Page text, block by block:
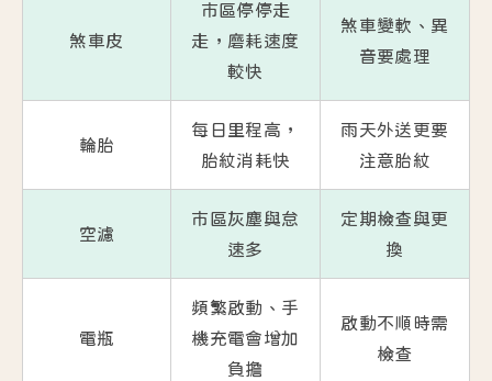
煞車皮
市區停停走
走，磨耗速度
較快
煞車變軟、異
音要處理
輪胎
每日里程高，
胎紋消耗快
雨天外送更要
注意胎紋
空濾
市區灰塵與怠
速多
定期檢查與更
換
電瓶
頻繁啟動、手
機充電會增加
負擔
啟動不順時需
檢查